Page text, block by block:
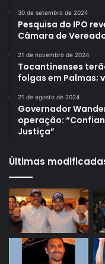
30 de setembro de 2024
Pesquisa do IPO
Câmara de
21 de novembro de 2024
Tocantinenses
folgas em Palmas;
21 de agosto de 2024
Governador
operação:
Justiça”
Últimas